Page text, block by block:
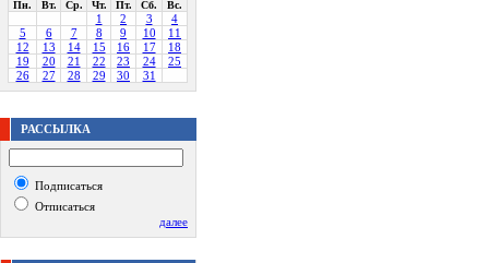
Пн. Вт. Ср. Чт. Пт. Сб. Вс.
1 2 3
4
5
6 7 8 9 10
11
12
13 14 15 16 17
18
19
20 21 22 23 24
25
26
27 28 29 30 31
РАССЫЛКА
Подписаться
Отписаться
далее